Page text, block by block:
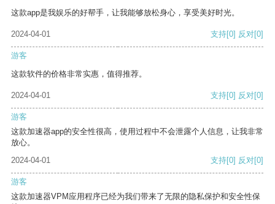
这款app是我娱乐的好帮手，让我能够放松身心，享受美好时光。
2024-04-01 支持[0] 反对[0]
游客
这款软件的价格非常实惠，值得推荐。
2024-04-01 支持[0] 反对[0]
游客
这款加速器app的安全性很高，使用过程中不会泄露个人信息，让我非常
放心。
2024-04-01
支持[0] 反对[0]
游客
这款加速器VPM应用程序已经为我们带来了无限的隐私保护和安全性保